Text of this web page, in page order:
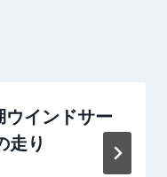
インドサー
走り